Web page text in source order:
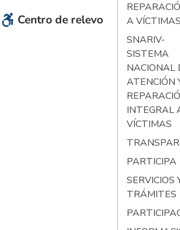
Centro de relevo
A VÍCTIMAS
SNARIV-
SISTEMA
NACIONAL
ATENCIÓN
INTEGRAL
VÍCTIMAS
PARTICIPA
SERVICIOS
TRÁMITES